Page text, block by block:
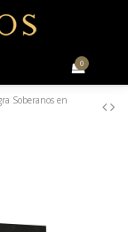
0
Soberanos en